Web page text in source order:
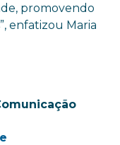
promovendo
enfatizou Maria